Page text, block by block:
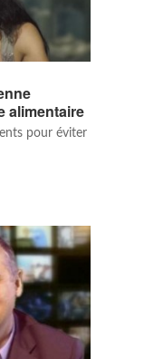
alimentaire
pour éviter